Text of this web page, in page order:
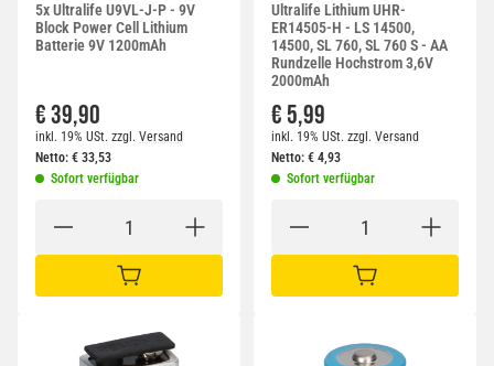
5x Ultralife U9VL-J-P - 9V
Block Power Cell Lithium
Batterie 9V 1200mAh
€ 39,90
inkl. 19% USt. zzgl. Versand
Netto: € 33,53
Sofort verfügbar
IN DEN WARENKORB
Ultralife Lithium UHR-
ER14505-H - LS 14500,
14500, SL 760, SL 760 S - AA
Rundzelle Hochstrom 3,6V
2000mAh
€ 5,99
inkl. 19% USt. zzgl. Versand
Netto: € 4,93
Sofort verfügbar
IN DEN WARENKORB